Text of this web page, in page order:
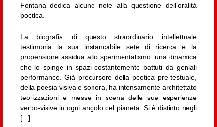
Fontana dedica alcune note alla questione dell’oralità
poetica.
La biografia di questo straordinario intellettuale
testimonia la sua instancabile sete di ricerca e la
propensione assidua allo sperimentalismo: una dinamica
che lo spinge in spazi costantemente battuti da geniali
performance. Già precursore della poetica pre-testuale,
della poesia visiva e sonora, ha intensamente architettato
teorizzazioni e messe in scena delle sue esperienze
verbo-visive in ogni angolo del pianeta. Si è distinto negli
[...]